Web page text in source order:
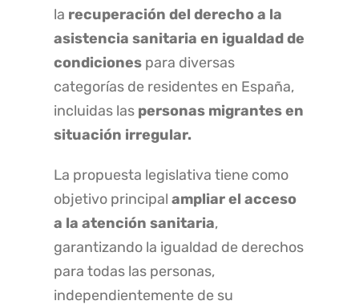
la recuperación del derecho a la
asistencia sanitaria en igualdad de
condiciones para diversas
categorías de residentes en España,
incluidas las personas migrantes en
situación irregular.
La propuesta legislativa tiene como
objetivo principalampliar el acceso
a la atención sanitaria,
garantizando la igualdad de derechos
para todas las personas,
independientemente de su